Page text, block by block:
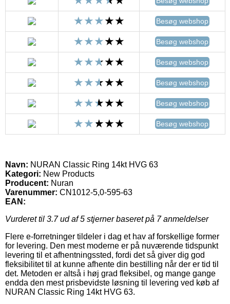
Besøg webshop
Besøg webshop
Besøg webshop
Besøg webshop
Besøg webshop
Besøg webshop
Navn: NURAN Classic Ring 14kt HVG 63
Kategori: New Products
Producent: Nuran
Varenummer: CN1012-5,0-595-63
EAN:
Vurderet til 3.7ud af 5 stjerner baseret på 7anmeldelser
Flere e-forretninger tildeler i dag et hav af forskellige former
for levering. Den mest moderne er på nuværende tidspunkt
levering til et afhentningssted, fordi det så giver dig god
fleksibilitet til at kunne afhente din bestilling når der er tid til
det. Metoden er altså i høj grad fleksibel, og mange gange
endda den mest prisbevidste løsning til levering ved køb af
NURAN Classic Ring 14kt HVG 63.